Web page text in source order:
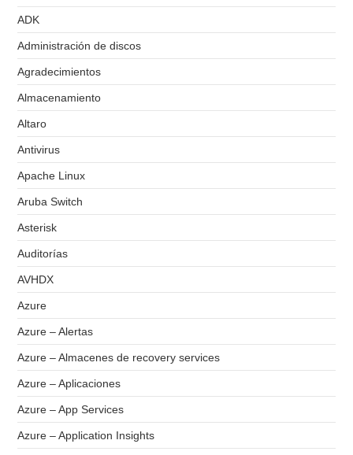
ADK
Administración de discos
Agradecimientos
Almacenamiento
Altaro
Antivirus
Apache Linux
Aruba Switch
Asterisk
Auditorías
AVHDX
Azure
Azure – Alertas
Azure – Almacenes de recovery services
Azure – Aplicaciones
Azure – App Services
Azure – Application Insights